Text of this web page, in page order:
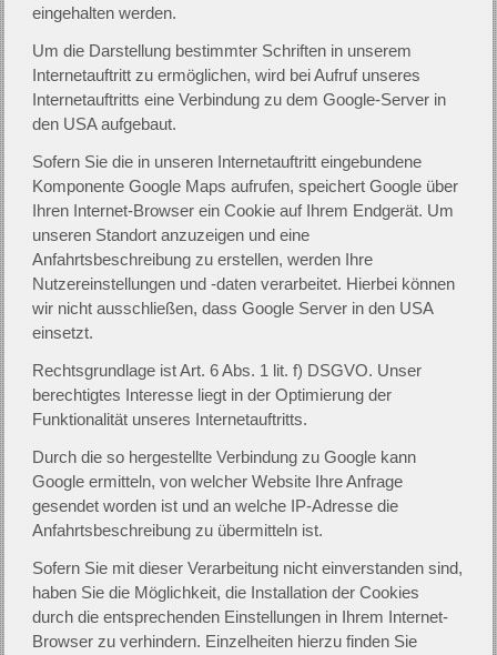
eingehalten werden.
Um die Darstellung bestimmter Schriften in unserem
Internetauftritt zu ermöglichen, wird bei Aufruf unseres
Internetauftritts eine Verbindung zu dem Google-Server in
den USA aufgebaut.
Sofern Sie die in unseren Internetauftritt eingebundene
Komponente Google Maps aufrufen, speichert Google über
Ihren Internet-Browser ein Cookie auf Ihrem Endgerät. Um
unseren Standort anzuzeigen und eine
Anfahrtsbeschreibung zu erstellen, werden Ihre
Nutzereinstellungen und -daten verarbeitet. Hierbei können
wir nicht ausschließen, dass Google Server in den USA
einsetzt.
Rechtsgrundlage ist Art. 6 Abs. 1 lit. f) DSGVO. Unser
berechtigtes Interesse liegt in der Optimierung der
Funktionalität unseres Internetauftritts.
Durch die so hergestellte Verbindung zu Google kann
Google ermitteln, von welcher Website Ihre Anfrage
gesendet worden ist und an welche IP-Adresse die
Anfahrtsbeschreibung zu übermitteln ist.
Sofern Sie mit dieser Verarbeitung nicht einverstanden sind,
haben Sie die Möglichkeit, die Installation der Cookies
durch die entsprechenden Einstellungen in Ihrem Internet-
Browser zu verhindern. Einzelheiten hierzu finden Sie